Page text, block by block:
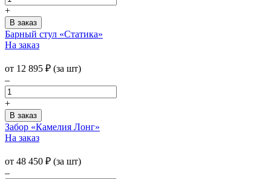
+
Барный стул «Статика»
На заказ
от 12 895 ₽ (за шт)
–
+
Забор «Камелия Лонг»
На заказ
от 48 450 ₽ (за шт)
–